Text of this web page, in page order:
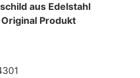
aus Edelstahl
Produkt